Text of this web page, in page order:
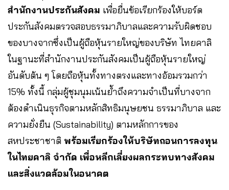
สำนักงานประกันสังคม เพื่อยื่นข้อเรียกร้องให้บอร์ด
ประกันสังคมตรวจสอบธรรมาภิบาลและความรับผิดชอบ
ของบางจากซึ่งเป็นผู้ถือหุ้นรายใหญ่ของบริษัท ไทยคาลิ
ในฐานะที่สำนักงานประกันสังคมเป็นผู้ถือหุ้นรายใหญ่
อันดับต้น ๆ โดยถือหุ้นทั้งทางตรงและทางอ้อมรวมกว่า
15% ทั้งนี้ กลุ่มผู้ชุมนุมเน้นย้ำถึงความจำเป็นที่บางจาก
ต้องดำเนินธุรกิจตามหลักสิทธิมนุษยชน ธรรมาภิบาล และ
ความยั่งยืน (Sustainability) ตามหลักการของ
สหประชาชาติ พร้อมเรียกร้องให้บริษัทถอนการลงทุน
ในไทยคาลิ จำกัด เพื่อหลีกเลี่ยงผลกระทบทางสังคม
และสิ่งแวดล้อมในอนาคต